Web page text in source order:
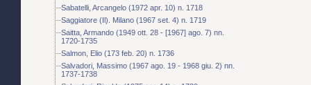
Sabatelli, Arcangelo (1972 apr. 10) n. 1718
Saggiatore (Il). Milano (1967 set. 4) n. 1719
Saitta, Armando (1949 ott. 28 - [1967] ago. 7) nn.
1720-1735
Salmon, Elio (173 feb. 20) n. 1736
Salvadori, Massimo (1967 ago. 19 - 1968 giu. 2) nn.
1737-1738